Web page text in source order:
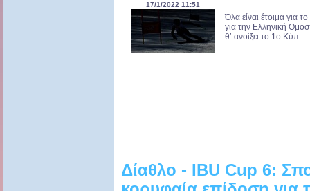
17/1/2022 11:51
Όλα είναι έτοιμα για
για την Ελληνική
θ’ ανοίξει το 1ο Κύπ...
Δίαθλο - IBU Cup 6: